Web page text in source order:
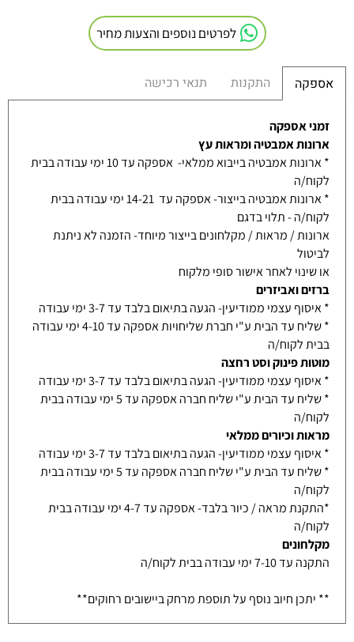
לפרטים נוספים והצעות מחיר
אספקה התקנות תנאי רכישה
זמני אספקה
ארונות אמבטיה ומראות עץ
* ארונות אמבטיה בייבוא ממלאי- אספקה עד 10 ימי עבודה בבית
לקוח/ה
* ארונות אמבטיה בייצור- אספקה עד 14-21 ימי עבודה בבית
לקוח/ה - תלוי בדגם
ארונות / מראות / מקלחונים בייצור מיוחד- הזמנה לא ניתנת
לביטול
או שינוי לאחר אישור סופי מלקוח
ברזים ואביזרים
* איסוף עצמי ממודיעין- הגעה בתיאום בלבד עד 3-7 ימי עבודה
* שליח עד הבית ע"י חברת שליחויות אספקה עד 4-10 ימי עבודה
בבית לקוח/ה
מוטות פינוק וסט רחצה
* איסוף עצמי ממודיעין- הגעה בתיאום בלבד עד 3-7 ימי עבודה
* שליח עד הבית ע"י שליח חברה אספקה עד 5 ימי עבודה בבית
לקוח/ה
מראות וכיורים ממלאי
* איסוף עצמי ממודיעין- הגעה בתיאום בלבד עד 3-7 ימי עבודה
* שליח עד הבית ע"י שליח חברה אספקה עד 5 ימי עבודה בבית
לקוח/ה
*התקנת מראה / כיור בלבד- אספקה עד 4-7 ימי עבודה בבית
לקוח/ה
מקלחונים
התקנה עד 7-10 ימי עבודה בבית לקוח/ה
** יתכן חיוב נוסף על תוספת מרחק ביישובים רחוקים**